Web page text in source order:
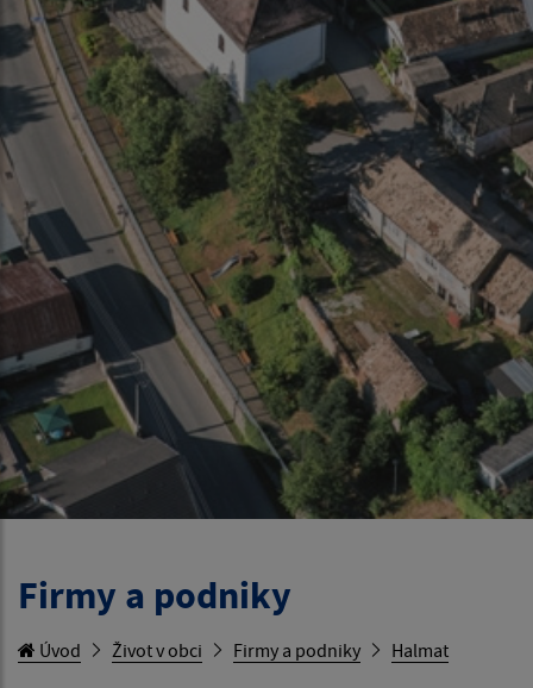
Firmy a podniky
Úvod Život v obci Firmy a podniky Halmat